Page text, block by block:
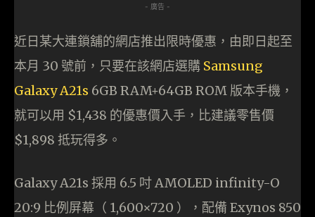
- 廣告 -
近日某大連鎖舖的網店推出限時優惠，由即日起至
本月 30 號前，只要在該網店選購 Samsung
Galaxy A21s 6GB RAM+64GB ROM 版本手機，
就可以用 $1,438 的優惠價入手，比建議零售價
$1,898 抵玩得多。
Galaxy A21s 採用 6.5 吋 AMOLED infinity-O
20:9 比例屏幕（ 1,600×720 ），配備 Exynos 850